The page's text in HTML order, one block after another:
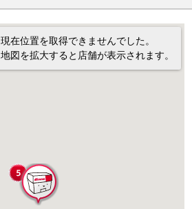
現在位置を取得できませんでした。
地図を拡大すると店舗が表示されます。